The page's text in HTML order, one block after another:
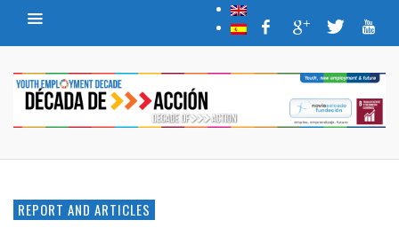
REPORT AND ARTICLES